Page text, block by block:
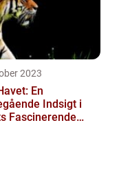
2023
En
Indsigt i
Fascinerende